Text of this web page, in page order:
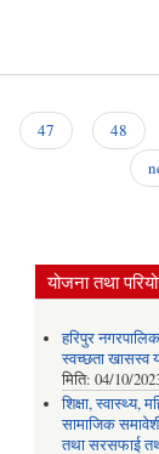
47 48
योजना तथा
हरिपुर
स्वच्छता खासस्व
मिति:04/10/
शिक्षा, स्वास्थ्य,
सामाजिक
तथा सरसफाई